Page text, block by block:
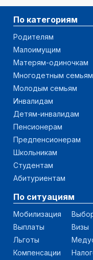
По категориям
Родителям
Малоимущим
Матерям-одиночкам
Многодетным семьям
Молодым семьям
Инвалидам
Детям-инвалидам
Пенсионерам
Предпенсионерам
Школьникам
Студентам
Абитуриентам
По ситуациям
Мобилизация
Выплаты
Льготы
Компенсации
Визы